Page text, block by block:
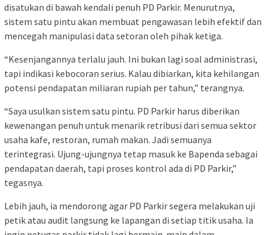
disatukan di bawah kendali penuh PD Parkir. Menurutnya,
sistem satu pintu akan membuat pengawasan lebih efektif dan
mencegah manipulasi data setoran oleh pihak ketiga.
“Kesenjangannya terlalu jauh. Ini bukan lagi soal administrasi,
tapi indikasi kebocoran serius. Kalau dibiarkan, kita kehilangan
potensi pendapatan miliaran rupiah per tahun,” terangnya.
“Saya usulkan sistem satu pintu. PD Parkir harus diberikan
kewenangan penuh untuk menarik retribusi dari semua sektor
usaha kafe, restoran, rumah makan. Jadi semuanya
terintegrasi. Ujung-ujungnya tetap masuk ke Bapenda sebagai
pendapatan daerah, tapi proses kontrol ada di PD Parkir,”
tegasnya.
Lebih jauh, ia mendorong agar PD Parkir segera melakukan uji
petik atau audit langsung ke lapangan di setiap titik usaha. Ia